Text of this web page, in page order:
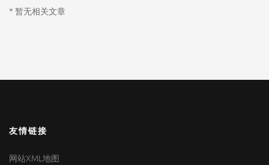
* 暂无相关文章
友情链接
网站XML地图